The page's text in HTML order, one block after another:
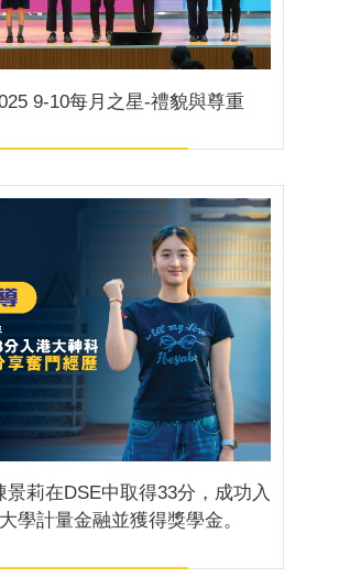
9-10每月之星-禮貌與尊重
景莉在DSE中取得33分，成功入
學計量金融並獲得獎學金。